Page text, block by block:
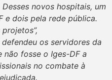
novos hospitais, um
e dois pela rede pública.
os servidores da
não fosse o Iges-DF a
no combate à